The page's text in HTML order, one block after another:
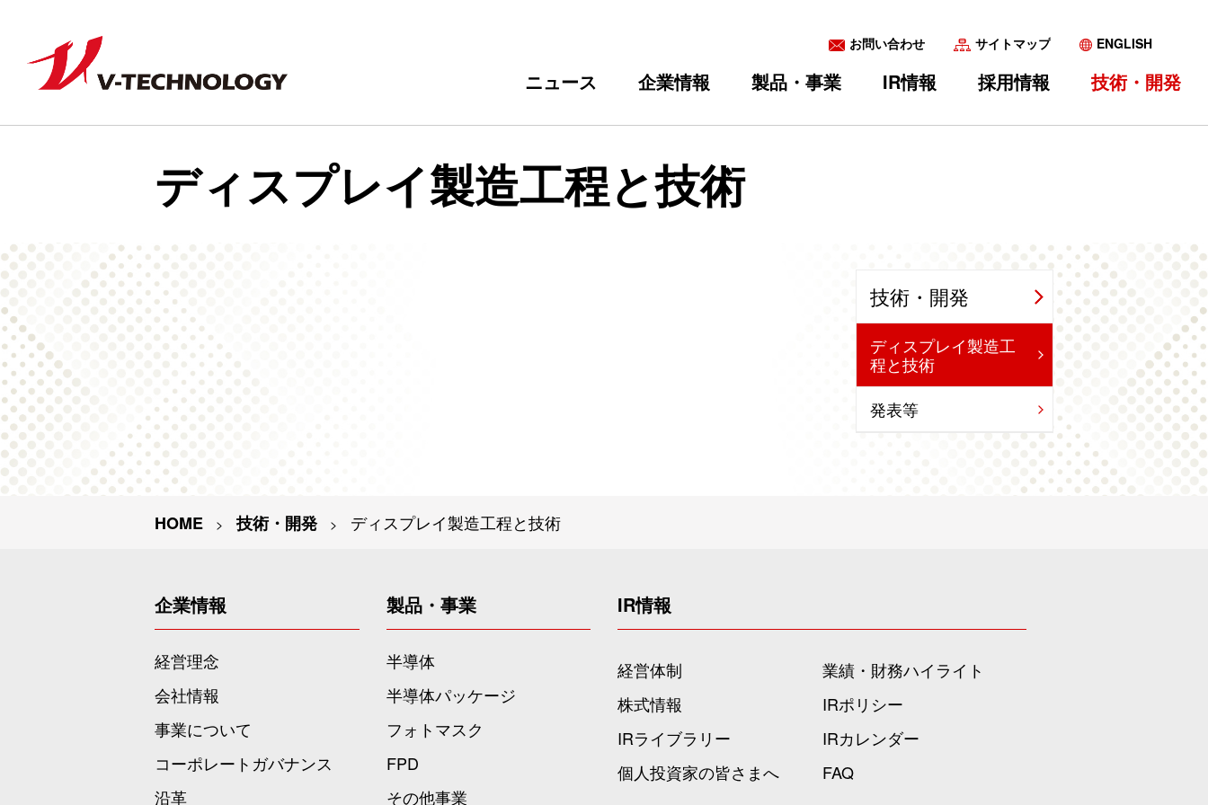
技術・開発
ディスプレイ製造工
程と技術
発表等
ディスプレイ製造工程と技術
お問い合わせ サイトマップ ENGLISH
ニュース 企業情報
経営理念 会社情報
事業について
コーポレートガバナンス
沿革
製品・事業
半導体 半導体パッケージ
その他事業
部材・サービス
IR情報
経営体制 業績・財務ハイライト
IRポリシー
IRライブラリー
採用情報
採用部門からのメッセージ
技術・開発
ディスプレイ製造工程と技術
技術・開発 ディスプレイ製造工程と技術
企業情報
経営理念
会社情報
事業について
コーポレートガバナンス
沿革
製品・事業
半導体
半導体パッケージ
フォトマスク
FPD
その他事業
IR情報
経営体制
業績・財務ハイライト
株式情報
IRポリシー
IRライブラリー
IRカレンダー
個人投資家の皆さまへ
FAQ